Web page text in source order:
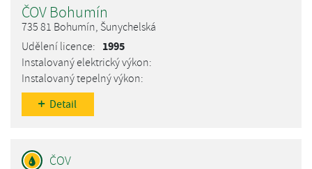
ČOV Bohumín
735 81 Bohumín, Šunychelská
1995
Detail